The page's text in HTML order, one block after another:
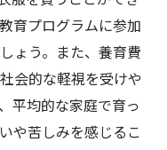
育プログラムに参加
ょう。また、養育費
会的な軽視を受けや
平均的な家庭で育っ
や苦しみを感じるこ